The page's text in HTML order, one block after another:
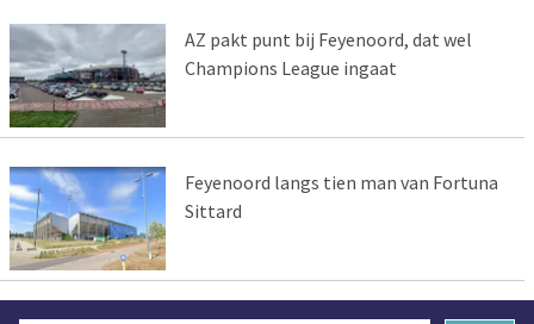
AZ pakt punt bij Feyenoord, dat wel
Champions League ingaat
Feyenoord langs tien man van Fortuna
Sittard